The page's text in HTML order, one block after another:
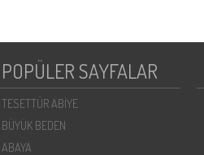
POPÜLER SAYFALAR
TESETTÜR ABİYE
BÜYÜK BEDEN
ABAYA